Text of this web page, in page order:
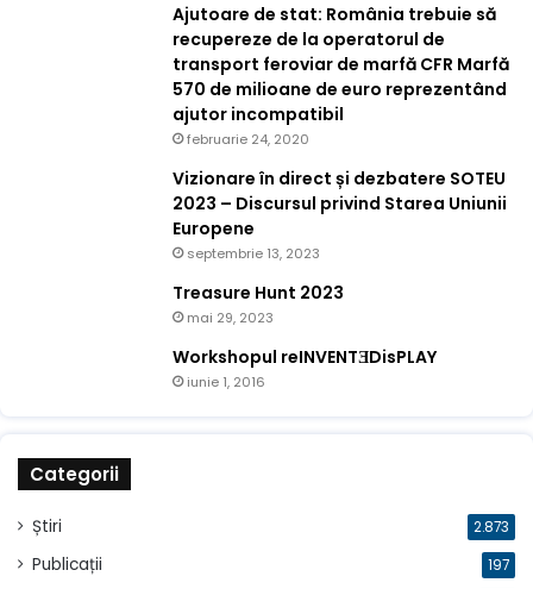
Ajutoare de stat: România trebuie să
recupereze de la operatorul de
transport feroviar de marfă CFR Marfă
570 de milioane de euro reprezentând
ajutor incompatibil
februarie 24, 2020
Vizionare în direct și dezbatere SOTEU
2023 – Discursul privind Starea Uniunii
Europene
septembrie 13, 2023
Treasure Hunt 2023
mai 29, 2023
Workshopul reINVENTƎDisPLAY
iunie 1, 2016
Categorii
Știri 2.873
Publicații 197